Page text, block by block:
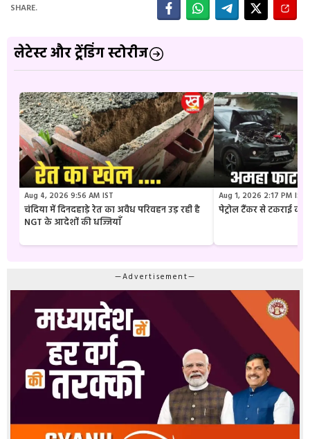
SHARE.
लेटेस्ट और ट्रेंडिंग स्टोरीज
Aug 4, 2026 9:56 AM IST
चंदिया में दिनदहाड़े रेत का अवैध परिवहन उड़ रही है
NGT के आदेशों की धज्जियाँ
Aug 1, 2026 2:17 PM IST
पेट्रोल टैंकर से टकराई
—Advertisement—